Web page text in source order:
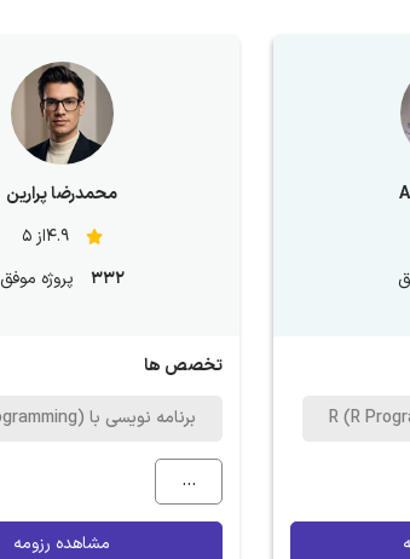
محمدرضا پرارین
4.9از 5
332
پروژه موفق
تخصص ها
برنامه نویسی با R (R Programming)
...
مشاهده رزومه